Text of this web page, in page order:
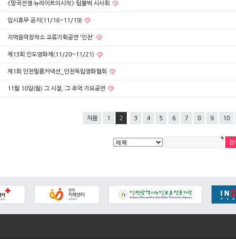
<망국전쟁:뉴라이트의시작> 텀블벅 시사회
임시휴무 공지(11/16~11/19)
지역음악창작소 교류기획공연 '인천'
제13회 인도영화제(11/20~11/21)
제1회 인천필름커넥션_인천독립영화협회
11월 10일(월) 그 시절, 그 추억 가요공연
처음 1 2 3 4 5 6 7 8 9 10